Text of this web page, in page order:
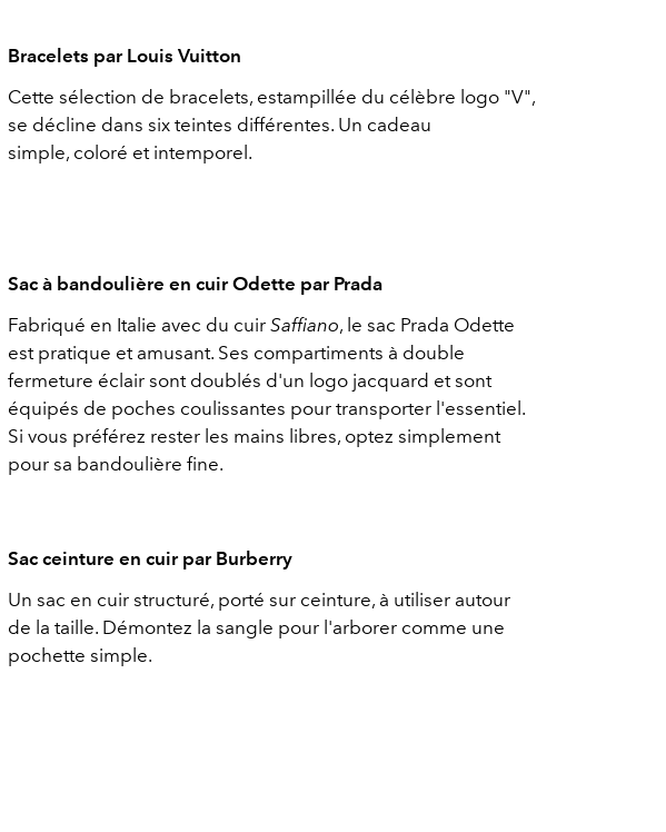
Bracelets par Louis Vuitton
Cette sélection de bracelets, estampillée du célèbre logo "V",
se décline dans six teintes différentes. Un cadeau
simple, coloré et intemporel.
Sac à bandoulière en cuir Odette par Prada
Fabriqué en Italie avec du cuir Saffiano, le sac Prada Odette
est pratique et amusant. Ses compartiments à double
fermeture éclair sont doublés d'un logo jacquard et sont
équipés de poches coulissantes pour transporter l'essentiel.
Si vous préférez rester les mains libres, optez simplement
pour sa bandoulière fine.
Sac ceinture en cuir par Burberry
Un sac en cuir structuré, porté sur ceinture, à utiliser autour
de la taille. Démontez la sangle pour l'arborer comme une
pochette simple.